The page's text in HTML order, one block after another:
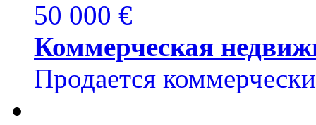
50 000 €
Коммерческая
Продается